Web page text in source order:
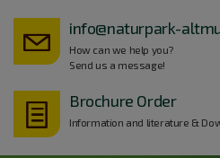
info@naturpark-
How can we help you?
Send us a message!
Brochure Order
Information and literature &